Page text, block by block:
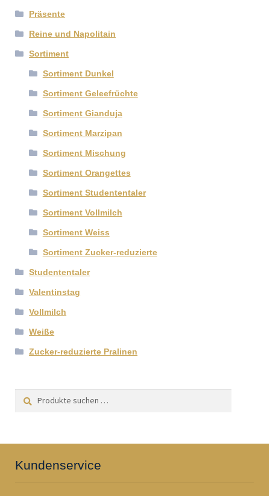
Präsente
Reine und Napolitain
Sortiment
Sortiment Dunkel
Sortiment Geleefrüchte
Sortiment Gianduja
Sortiment Marzipan
Sortiment Mischung
Sortiment Orangettes
Sortiment Studententaler
Sortiment Vollmilch
Sortiment Weiss
Sortiment Zucker-reduzierte
Studententaler
Valentinstag
Vollmilch
Weiße
Zucker-reduzierte Pralinen
Suchen
Suchen
Kundenservice